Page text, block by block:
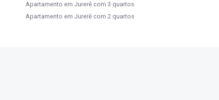
Apartamento em Jurerê com 3 quartos
Apartamento em Jurerê com 2 quartos